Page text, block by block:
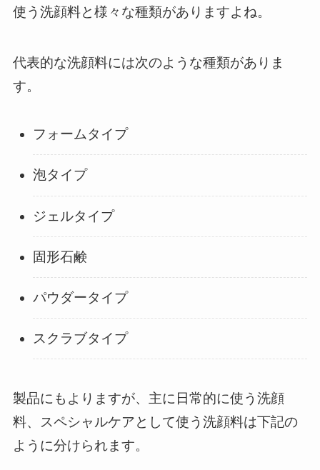
使う洗顔料と様々な種類がありますよね。
代表的な洗顔料には次のような種類がありま
す。
フォームタイプ
泡タイプ
ジェルタイプ
固形石鹸
パウダータイプ
スクラブタイプ
製品にもよりますが、主に日常的に使う洗顔
料、スペシャルケアとして使う洗顔料は下記の
ように分けられます。